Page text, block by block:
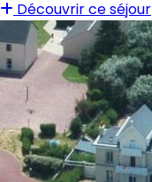
Découvrir ce séjour